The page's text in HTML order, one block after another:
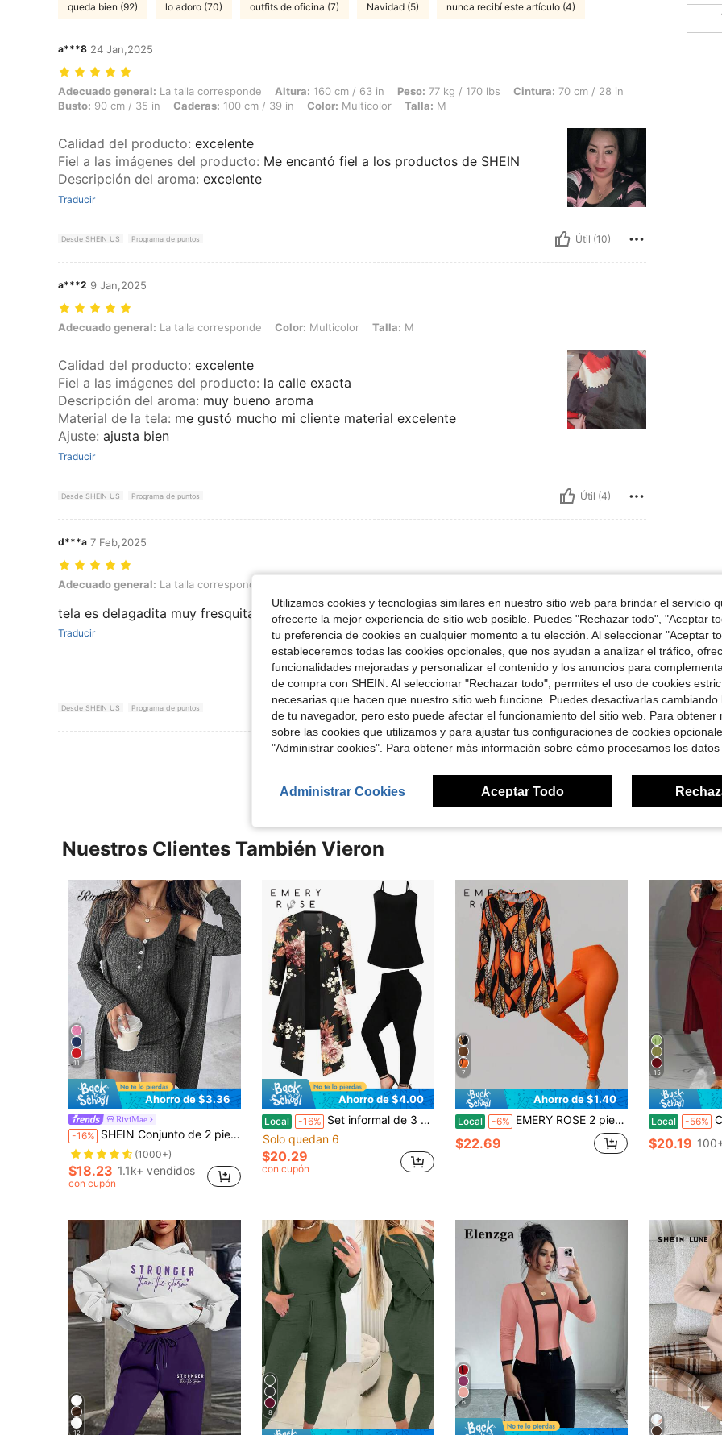
queda bien (92) lo adoro (70) outfits de oficina (7) Navidad (5) nunca recibí este artículo (4)
a***8 24 Jan,2025
Adecuado general: La talla corresponde, Altura: 160 cm / 63 in, Peso: 77 kg / 170 lbs, Cintura: 70 cm / 28 in, Busto: 90 cm / 35 in, Caderas: 100 cm /
Adecuado general: La talla corresponde Altura: 160 cm / 63 in Peso: 77 kg / 170 lbs Cintura: 70 cm / 28 in
Busto: 90 cm / 35 in Caderas: 100 cm / 39 in Color: Multicolor Talla: M
Calidad del producto: excelente
Fiel a las imágenes del producto: Me encantó fiel a los productos de SHEIN
Descripción del aroma: excelente
Traducir
Desde SHEIN US Programa de puntos Útil (10)
a***2 9 Jan,2025
Adecuado general: La talla corresponde, Color: Multicolor, Talla: M
Adecuado general: La talla corresponde Color: Multicolor Talla: M
Calidad del producto: excelente
Fiel a las imágenes del producto: la calle exacta
Descripción del aroma: muy bueno aroma
Material de la tela: me gustó mucho mi cliente material excelente
Ajuste: ajusta bien
Traducir
Desde SHEIN US Programa de puntos Útil (4)
d***a 7 Feb,2025
Adecuado general: La talla corresponde, Color: Multicolor, Talla: M
Adecuado general: La talla corresponde
tela es delagadita muy fresquita la figura está muy bonita
Traducir
Desde SHEIN US Programa de puntos
Ver Más Reseñas
Nuestros Clientes También Vieron
11
Ahorro de $3.36
RiviMae
-16% SHEIN Conjunto de 2 piezas vestido sexy para mujer, azul, otoño/invierno
(1000+)
$18.23 1.1k+ vendidos
con cupón
Ahorro de $4.00
Local -16% Set informal de 3 piezas con estampado floral vintage para mujer
Solo quedan 6
$20.29
con cupón
7
Ahorro de $1.40
Local -6% EMERY ROSE 2 piezas Conjunto de Top holgada tipo línea A de felpa y mallas para mujeres, estampado aleatorio, otoño/invierno
$22.69
15
Local -56%
$20.19
12
8
6
Utilizamos cookies y tecnologías similares en nuestro sitio web para brindar el servicio
ofrecerte la mejor experiencia de sitio web posible. Puedes "Rechazar todo", "Aceptar
tu preferencia de cookies en cualquier momento a tu elección. Al seleccionar "Aceptar
estableceremos todas las cookies opcionales, que nos ayudan a analizar el tráfico,
funcionalidades mejoradas y personalizar el contenido y los anuncios para
de compra con SHEIN. Al seleccionar "Rechazar todo", permites el uso de cookies
necesarias que hacen que nuestro sitio web funcione. Puedes desactivarlas cambiando
de tu navegador, pero esto puede afectar el funcionamiento del sitio web. Para obtener
sobre las cookies que utilizamos y para ajustar tus configuraciones de cookies
"Administrar cookies". Para obtener más información sobre cómo procesamos los datos
Administrar Cookies Aceptar Todo